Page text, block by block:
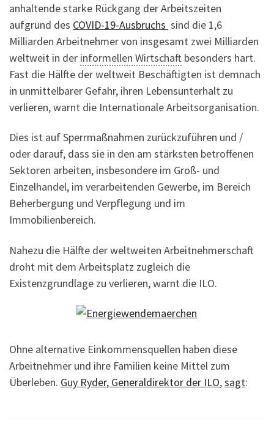
anhaltende starke Rückgang der Arbeitszeiten
aufgrund des COVID-19-Ausbruchs sind die 1,6
Milliarden Arbeitnehmer von insgesamt zwei Milliarden
weltweit in der informellen Wirtschaft besonders hart.
Fast die Hälfte der weltweit Beschäftigten ist demnach
in unmittelbarer Gefahr, ihren Lebensunterhalt zu
verlieren, warnt die Internationale Arbeitsorganisation.
Dies ist auf Sperrmaßnahmen zurückzuführen und /
oder darauf, dass sie in den am stärksten betroffenen
Sektoren arbeiten, insbesondere im Groß- und
Einzelhandel, im verarbeitenden Gewerbe, im Bereich
Beherbergung und Verpflegung und im
Immobilienbereich.
Nahezu die Hälfte der weltweiten Arbeitnehmerschaft
droht mit dem Arbeitsplatz zugleich die
Existenzgrundlage zu verlieren, warnt die ILO.
Ohne alternative Einkommensquellen haben diese
Arbeitnehmer und ihre Familien keine Mittel zum
Überleben. Guy Ryder, Generaldirektor der ILO,sagt: